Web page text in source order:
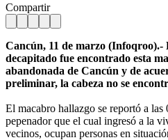
Compartir
Cancún, 11 de marzo
decapitado fue encontrado esta
abandonada de Cancún y de
preliminar, la cabeza no se
El macabro hallazgo se reportó a
pepenador que el cual ingresó a la
vecinos, ocupan personas en